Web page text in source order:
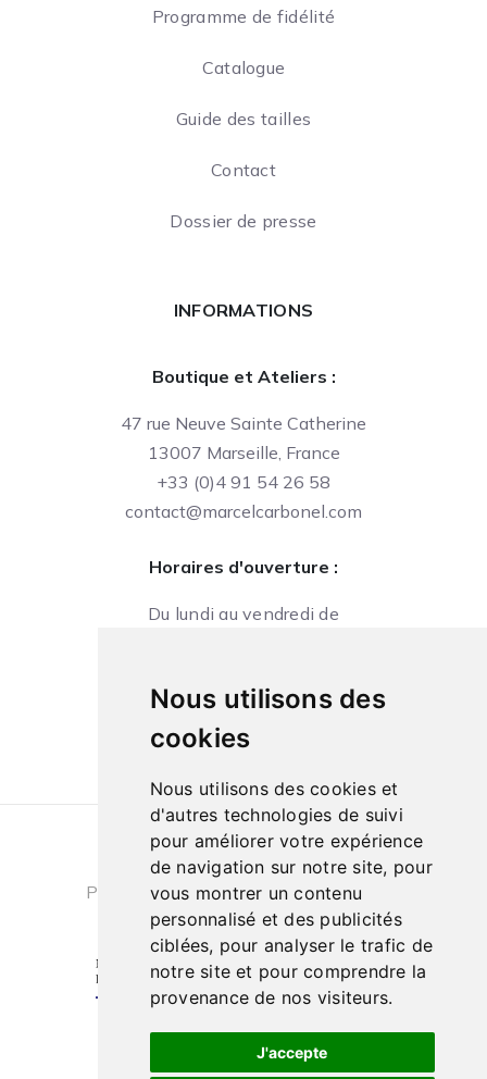
Nous utilisons des
cookies
Nous utilisons des cookies et
d'autres technologies de suivi
pour améliorer votre expérience
de navigation sur notre site, pour
vous montrer un contenu
personnalisé et des publicités
ciblées, pour analyser le trafic de
notre site et pour comprendre la
provenance de nos visiteurs.
J'accepte
Programme de fidélité
Catalogue
Guide des tailles
Contact
Dossier de presse
INFORMATIONS
Boutique et Ateliers :
47 rue Neuve Sainte Catherine
13007 Marseille, France
+33 (0)4 91 54 26 58
contact@marcelcarbonel.com
Horaires d'ouverture :
Du lundi au vendredi de
10h à 13h et de 14h à 18h
Conditions générales de ventes
|
Politique de confidentialité
| Cookies